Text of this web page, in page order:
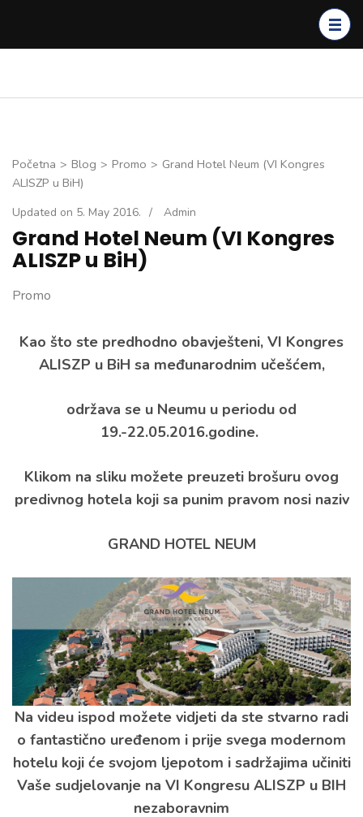
Enter)
Početna > Blog > Promo > Grand Hotel Neum (VI Kongres
ALISZP u BiH)
Updated on 5. May 2016. / Admin
Grand Hotel Neum (VI Kongres
ALISZP u BiH)
Promo
Kao što ste predhodno obavješteni, VI Kongres
ALISZP u BiH sa međunarodnim učešćem,
održava se u Neumu u periodu od
19.-22.05.2016.godine.
Klikom na sliku možete preuzeti brošuru ovog
predivnog hotela koji sa punim pravom nosi naziv
GRAND HOTEL NEUM
Na videu ispod možete vidjeti da ste stvarno radi
o fantastično uređenom i prije svega modernom
hotelu koji će svojom ljepotom i sadržajima učiniti
Vaše sudjelovanje na VI Kongresu ALISZP u BIH
nezaboravnim